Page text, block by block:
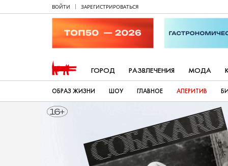
ВОЙТИ ЗАРЕГИСТРИРОВАТЬСЯ
ГОРОД РАЗВЛЕЧЕНИЯ МОДА
ОБРАЗ ЖИЗНИ ШОУ ГЛАВНОЕ АПЕРИТИВ